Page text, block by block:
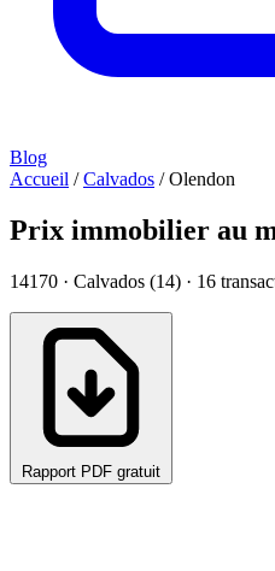
Blog
Accueil / Calvados / Olendon
Prix immobilier au
14170 · Calvados (14) · 16
Rapport PDF gratuit